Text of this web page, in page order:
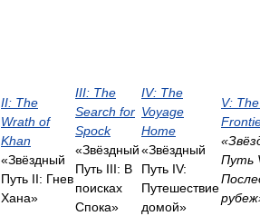
II: The
Wrath of
Khan
«Звёздный
Путь II: Гнев
Хана»
III: The
Search for
Spock
«Звёздный
Путь III: В
поисках
Спока»
IV: The
Voyage
Home
«Звёздный
Путь IV:
Путешествие
домой»
V:
Путь